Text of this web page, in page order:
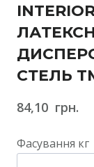
СТЕЛЬ
84,10  грн.
Фасування кг